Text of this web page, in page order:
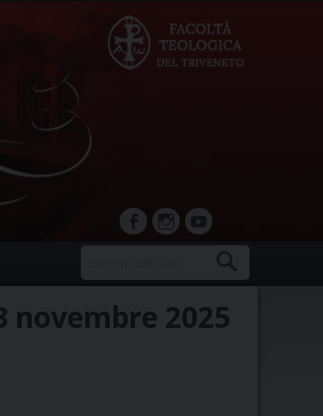
facebookInstagram
YouTube
2025